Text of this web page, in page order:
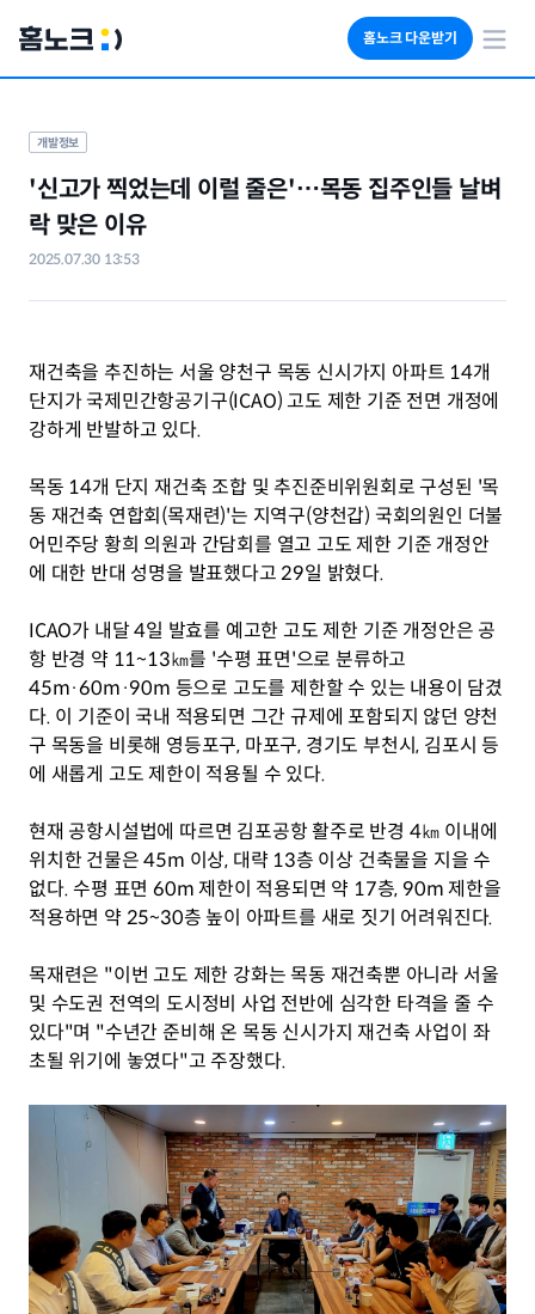
홈노크 다운받기
부동산 인사이트
개발정보
'신고가 찍었는데 이럴 줄은'…목동 집주인들 날벼
락 맞은 이유
2025.07.30 13:53
재건축을 추진하는 서울 양천구 목동 신시가지 아파트 14개
단지가 국제민간항공기구(ICAO) 고도 제한 기준 전면 개정에
강하게 반발하고 있다.
목동 14개 단지 재건축 조합 및 추진준비위원회로 구성된 '목
동 재건축 연합회(목재련)'는 지역구(양천갑) 국회의원인 더불
어민주당 황희 의원과 간담회를 열고 고도 제한 기준 개정안
에 대한 반대 성명을 발표했다고 29일 밝혔다.
ICAO가 내달 4일 발효를 예고한 고도 제한 기준 개정안은 공
항 반경 약 11~13㎞를 '수평 표면'으로 분류하고
45m·60m·90m 등으로 고도를 제한할 수 있는 내용이 담겼
다. 이 기준이 국내 적용되면 그간 규제에 포함되지 않던 양천
구 목동을 비롯해 영등포구, 마포구, 경기도 부천시, 김포시 등
에 새롭게 고도 제한이 적용될 수 있다.
현재 공항시설법에 따르면 김포공항 활주로 반경 4㎞ 이내에
위치한 건물은 45m 이상, 대략 13층 이상 건축물을 지을 수
없다. 수평 표면 60m 제한이 적용되면 약 17층, 90m 제한을
적용하면 약 25~30층 높이 아파트를 새로 짓기 어려워진다.
목재련은 "이번 고도 제한 강화는 목동 재건축뿐 아니라 서울
및 수도권 전역의 도시정비 사업 전반에 심각한 타격을 줄 수
있다"며 "수년간 준비해 온 목동 신시가지 재건축 사업이 좌
초될 위기에 놓였다"고 주장했다.